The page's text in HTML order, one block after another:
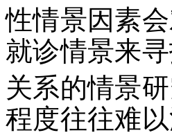
性情景因素
就诊情景来
关系的情景
程度往往难